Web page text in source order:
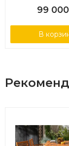
99 000
В